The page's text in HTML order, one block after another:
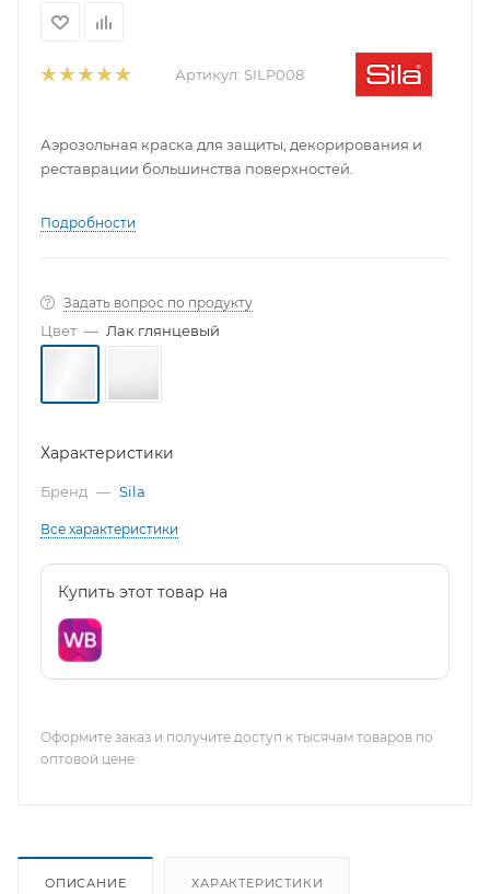
Артикул: SILP008
Аэрозольная краска для защиты, декорирования и
реставрации большинства поверхностей.
Подробности
Задать вопрос по продукту
Цвет — Лак глянцевый
Характеристики
Бренд — Sila
Все характеристики
Купить этот товар на
Оформите заказ и получите доступ к тысячам товаров по
оптовой цене
ОПИСАНИЕ ХАРАКТЕРИСТИКИ